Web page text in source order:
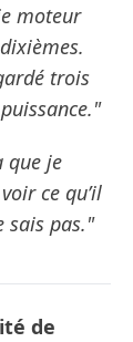
moteur
trois
que je
ce qu’il
sais pas."
de